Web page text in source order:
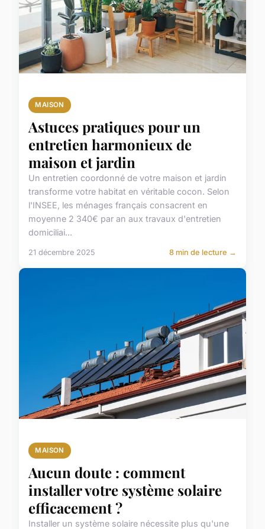
MAISON
Astuces pratiques pour un
entretien harmonieux de
maison et jardin
Un entretien coordonné de votre maison et jardin
transforme votre habitat en véritable cocon. Selon
l'INSEE, les ménages français consacrent en
moyenne 2 340€ par an aux travaux d'entretien
domiciliai...
21 décembre 2025 8 min de lecture →
MAISON
Aucun doute : comment
installer votre système solaire
efficacement ?
Installer un système solaire nécessite plus qu'une